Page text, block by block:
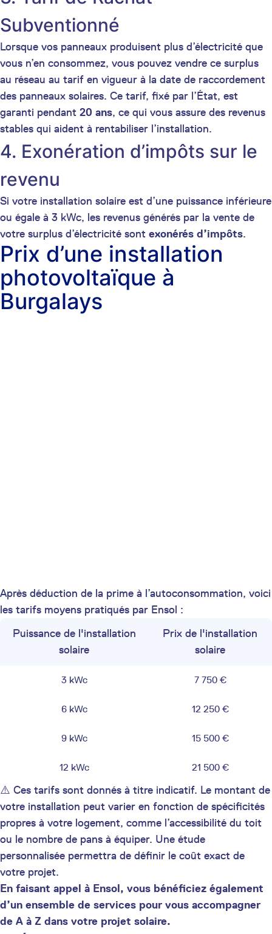
Subventionné
Lorsque vos panneaux produisent plus d’électricité que
vous n’en consommez, vous pouvez vendre ce surplus
au réseau au tarif en vigueur à la date de raccordement
des panneaux solaires. Ce tarif, fixé par l’État, est
garanti pendant 20 ans, ce qui vous assure des revenus
stables qui aident à rentabiliser l’installation.
4. Exonération d’impôts sur le
revenu
Si votre installation solaire est d’une puissance inférieure
ou égale à 3 kWc, les revenus générés par la vente de
votre surplus d’électricité sont exonérés d’impôts.
Prix d’une installation
photovoltaïque à
Burgalays
Après déduction de la prime à l’autoconsommation, voici
les tarifs moyens pratiqués par Ensol :
Puissance de l'installation
solaire
Prix de l'installation
solaire
3 kWc 7 750 €
6 kWc 12 250 €
9 kWc 15 500 €
12 kWc 21 500 €
⚠️ Ces tarifs sont donnés à titre indicatif. Le montant de
votre installation peut varier en fonction de spécificités
propres à votre logement, comme l’accessibilité du toit
ou le nombre de pans à équiper. Une étude
personnalisée permettra de définir le coût exact de
votre projet.
En faisant appel à Ensol, vous bénéficiez également
d’un ensemble de services pour vous accompagner
de A à Z dans votre projet solaire.